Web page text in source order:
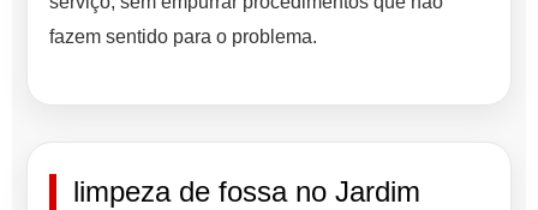
fazem sentido para o problema.
limpeza de fossa no Jardim